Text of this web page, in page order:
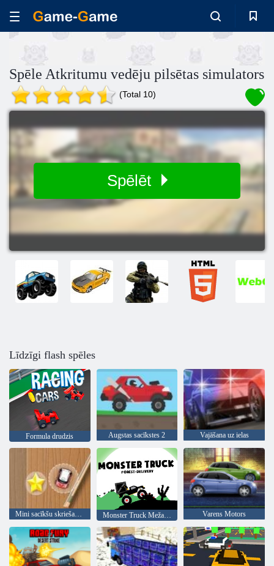
Spēle Atkritumu vedēju pilsētas simulators
(Total 10)
Spēlēt
Līdzīgi flash spēles
Formula drudzis Augstas sacīkstes 2 Vajāšana uz ielas
Mini sacīkšu skriešanās Monster Truck Meža Piegāde Varens Motors